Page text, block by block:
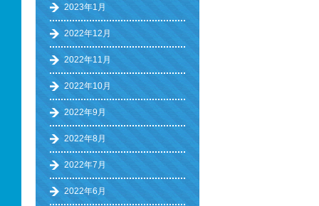
2023年1月
2022年12月
2022年11月
2022年10月
2022年9月
2022年8月
2022年7月
2022年6月